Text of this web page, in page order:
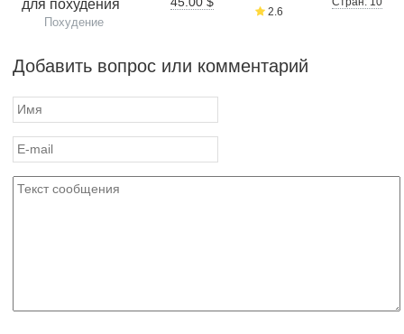
для похудения
Похудение
2.6
Добавить вопрос или комментарий